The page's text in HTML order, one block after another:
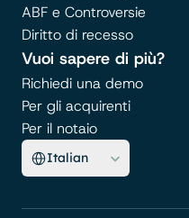
ABF e Controversie
Diritto di recesso
Vuoi sapere di più?
Richiedi una demo
Per gli acquirenti
Per il notaio
Select Language
Italian